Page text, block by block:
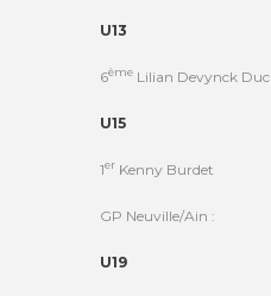
U13
6ème Lilian Devynck
U15
1er Kenny Burdet
GP Neuville/Ain :
U19